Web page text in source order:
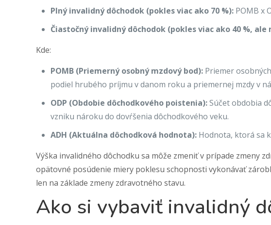
Plný invalidný dôchodok (pokles viac ako 70 %): POMB x
Čiastočný invalidný dôchodok (pokles viac ako 40 %, ale
Kde:
POMB (Priemerný osobný mzdový bod): Priemer
podiel hrubého príjmu v danom roku a priemernej mzdy v
ODP (Obdobie dôchodkového poistenia):Súčet obdobia
vzniku nároku do dovŕšenia dôchodkového veku.
ADH (Aktuálna dôchodková hodnota): Hodnota, ktorá sa
Výška invalidného dôchodku sa môže zmeniť v prípade zmeny
opätovné posúdenie miery poklesu schopnosti vykonávať
len na základe zmeny zdravotného stavu.
Ako si vybaviť invalidný